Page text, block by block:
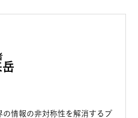
情報の非対称性を解消するプ